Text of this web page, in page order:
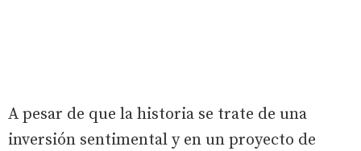
A pesar de que la historia se trate de una
inversión sentimental y en un proyecto de